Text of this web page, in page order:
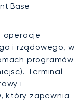
Base
operacje
i rządowego, w
programów
Terminal
i
który zapewnia